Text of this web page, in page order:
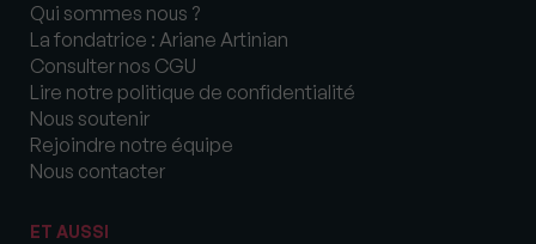
Qui sommes nous ?
La fondatrice : Ariane Artinian
Consulter nos CGU
Lire notre politique de confidentialité
Nous soutenir
Rejoindre notre équipe
Nous contacter
ET AUSSI